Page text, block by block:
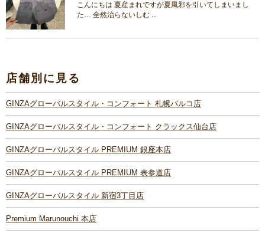
こんにちは 夏産まれですが夏風邪を引いてしまいまし
た… 全然治らないしむ ...
店舗別に見る
GINZAグローバルスタイル・コンフォート 札幌パルコ店
GINZAグローバルスタイル・コンフォート クラックス仙台店
GINZAグローバルスタイル PREMIUM 銀座本店
GINZAグローバルスタイル PREMIUM 表参道店
GINZAグローバルスタイル 新宿3丁目店
Premium Marunouchi 本店